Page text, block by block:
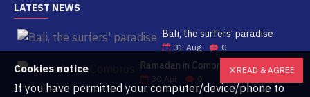
LATEST NEWS
Bali, the surfers' paradise
31 Aug 0
Ramadan in Comoros
30 Apr 0
READ & AGREE
Cookies notice
If you have permitted your computer/device/phone to